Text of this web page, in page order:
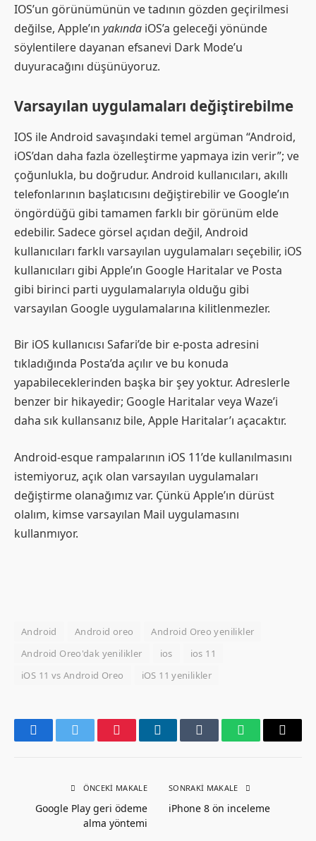
IOS’un görünümünün ve tadının gözden geçirilmesi
değilse, Apple’ın yakında iOS’a geleceği yönünde
söylentilere dayanan efsanevi Dark Mode’u
duyuracağını düşünüyoruz.
Varsayılan uygulamaları değiştirebilme
IOS ile Android savaşındaki temel argüman “Android,
iOS’dan daha fazla özelleştirme yapmaya izin verir”; ve
çoğunlukla, bu doğrudur. Android kullanıcıları, akıllı
telefonlarının başlatıcısını değiştirebilir ve Google’ın
öngördüğü gibi tamamen farklı bir görünüm elde
edebilir. Sadece görsel açıdan değil, Android
kullanıcıları farklı varsayılan uygulamaları seçebilir, iOS
kullanıcıları gibi Apple’ın Google Haritalar ve Posta
gibi birinci parti uygulamalarıyla olduğu gibi
varsayılan Google uygulamalarına kilitlenmezler.
Bir iOS kullanıcısı Safari’de bir e-posta adresini
tıkladığında Posta’da açılır ve bu konuda
yapabileceklerinden başka bir şey yoktur. Adreslerle
benzer bir hikayedir; Google Haritalar veya Waze’i
daha sık kullansanız bile, Apple Haritalar’ı açacaktır.
Android-esque rampalarının iOS 11’de kullanılmasını
istemiyoruz, açık olan varsayılan uygulamaları
değiştirme olanağımız var. Çünkü Apple’ın dürüst
olalım, kimse varsayılan Mail uygulamasını
kullanmıyor.
Android Android oreo
Android Oreo yenilikler
Android Oreo'dak yenilikler
ios
ios 11
iOS 11 vs Android Oreo
iOS 11 yenilikler
FacebookTwitter PinterestLinkedInTumblr WhatsAppEmail
ÖNCEKI MAKALE
Google Play geri ödeme
alma yöntemi
SONRAKI MAKALE
iPhone 8 ön inceleme